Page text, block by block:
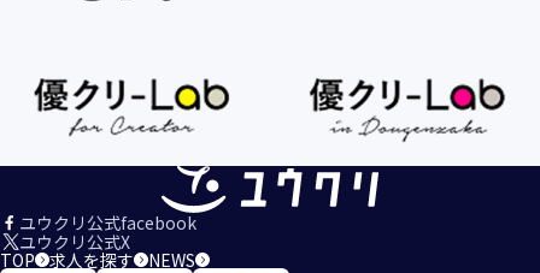
ユウクリ公式facebook
ユウクリ公式X
TOP 求人を探す NEWS